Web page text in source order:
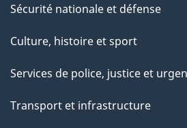
Sécurité nationale et défense
Culture, histoire et sport
Services de police, justice et
Transport et infrastructure